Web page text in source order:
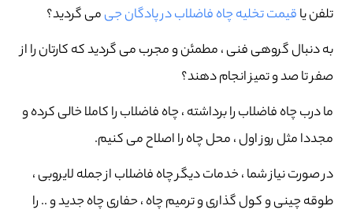
تلفن یاقیمت تخلیه چاه فاضلاب در پادگان جیمی گردید؟
به دنبال گروهی فنی ، مطمئن و مجرب می گردید که کارتان را از
صفر تا صد و تمیز انجام دهند؟
ما درب چاه فاضلاب را برداشته ، چاه فاضلاب را کاملا خالی کرده و
مجددا مثل روز اول ، محل چاه را اصلاح می کنیم.
در صورت نیاز شما ، خدمات دیگر چاه فاضلاب از جمله لایروبی ،
طوقه چینی و کول گذاری و ترمیم چاه ، حفاری چاه جدید و .. را